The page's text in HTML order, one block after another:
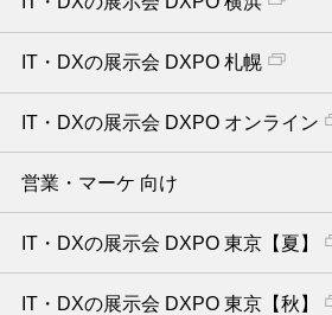
IT・DXの展示会 DXPO 札幌
IT・DXの展示会 DXPO オンライン
営業・マーケ 向け
IT・DXの展示会 DXPO 東京【夏】
IT・DXの展示会 DXPO 東京【秋】